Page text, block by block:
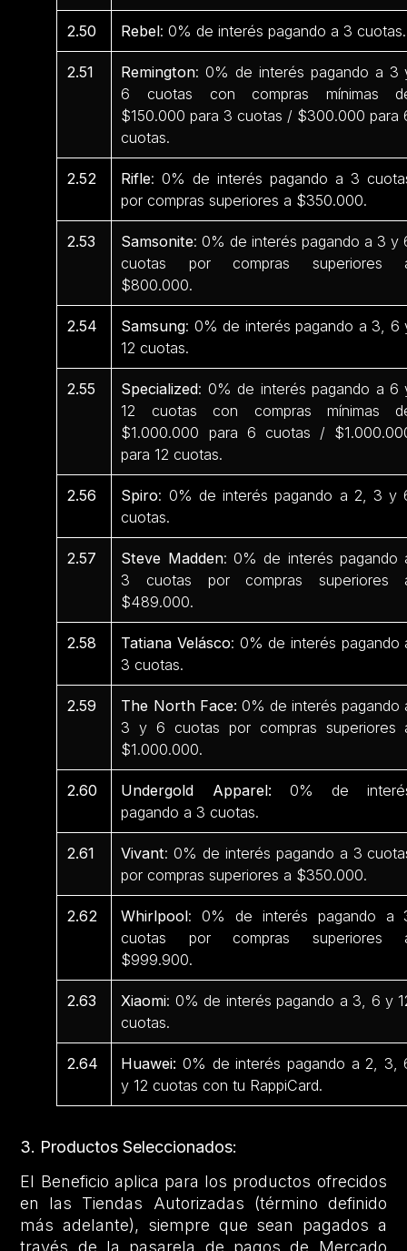
2.50 Rebel: 0% de interés pagando a 3 cuotas.
2.51 Remington: 0% de interés pagando a 3
6 cuotas con compras mínimas
$150.000 para 3 cuotas / $300.000 para
cuotas.
2.52 Rifle: 0% de interés pagando a 3
por compras superiores a $350.000.
2.53 Samsonite: 0% de interés pagando a 3 y
cuotas por compras superiores
$800.000.
2.54 Samsung: 0% de interés pagando a 3, 6
12 cuotas.
2.55 Specialized: 0% de interés pagando a 6
12 cuotas con compras mínimas
$1.000.000 para 6 cuotas /
para 12 cuotas.
2.56 Spiro: 0% de interés pagando a 2, 3 y
cuotas.
2.57 Steve Madden: 0% de interés pagando
3 cuotas por compras superiores
$489.000.
2.58 Tatiana Velásco: 0% de interés pagando
3 cuotas.
2.59 The North Face: 0% de interés pagando
3 y 6 cuotas por compras superiores
$1.000.000.
2.60 Undergold Apparel: 0% de
pagando a 3 cuotas.
2.61 Vivant: 0% de interés pagando a 3
por compras superiores a $350.000.
2.62 Whirlpool: 0% de interés pagando a
cuotas por compras superiores
$999.900.
2.63 Xiaomi: 0% de interés pagando a 3, 6 y
cuotas.
2.64 Huawei: 0% de interés pagando a 2, 3,
y 12 cuotas con tu RappiCard.
3. Productos Seleccionados:
El Beneficio aplica para los productos ofrecidos
en las Tiendas Autorizadas (término definido
más adelante), siempre que sean pagados a
través de la pasarela de pagos de Mercado